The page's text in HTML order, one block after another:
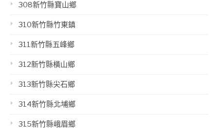
308新竹縣寶山鄉
310新竹縣竹東鎮
311新竹縣五峰鄉
312新竹縣橫山鄉
313新竹縣尖石鄉
314新竹縣北埔鄉
315新竹縣峨眉鄉